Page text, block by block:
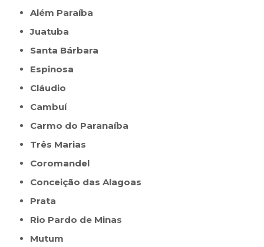
Além Paraíba
Juatuba
Santa Bárbara
Espinosa
Cláudio
Cambuí
Carmo do Paranaíba
Três Marias
Coromandel
Conceição das Alagoas
Prata
Rio Pardo de Minas
Mutum